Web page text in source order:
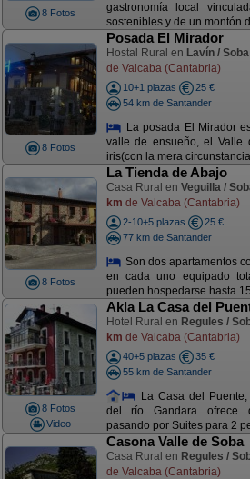
8 Fotos
gastronomía local
sostenibles y de un montón
8 Fotos
Posada El Mirador
Hostal Rural en Lavín / Soba
de Valcaba (Cantabria)
10+1 plazas
25 €
54 km de Santander
La posada El Mirador
valle de ensueño, el Valle
iris(con la mera
8 Fotos
La Tienda de Abajo
Casa Rural en Veguilla /
km de Valcaba (Cantabria)
2-10+5 plazas
25 €
77 km de Santander
Son dos apartamentos
en cada uno equipado
pueden hospedarse hasta
8 Fotos
Video
Akla La Casa del
Hotel Rural en Regules /
km de Valcaba (Cantabria)
40+5 plazas
35 €
55 km de Santander
La Casa del
del río Gandara ofrece
pasando por Suites para 2
Casona Valle de Soba
Casa Rural en Regules /
de Valcaba (Cantabria)